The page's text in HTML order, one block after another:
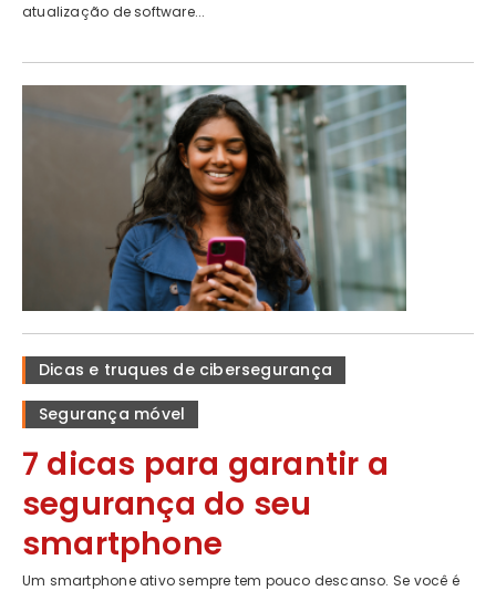
atualização de software...
Dicas e truques de cibersegurança
Segurança móvel
7 dicas para garantir a
segurança do seu
smartphone
Um smartphone ativo sempre tem pouco descanso. Se você é